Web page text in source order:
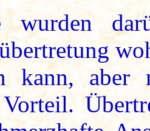
kann, aber
Vorteil.